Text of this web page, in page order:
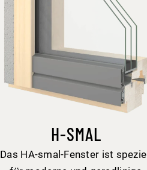
H-SMAL
Das HA-smal-Fenster ist speziell